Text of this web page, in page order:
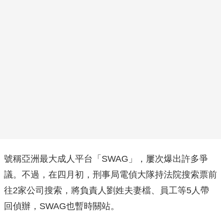
號稱亞洲最大成人平台「SWAG」，屢次爆出許多爭
議。不過，在四月初，刑事局電偵大隊持法院搜索票前
往2家公司搜索，將負責人劉姓夫妻檔、員工等5人帶
回偵辦，SWAG也暫時關站。